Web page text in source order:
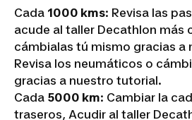
Cada 1000 kms: Revisa las
acude al taller Decathlon más
cámbialas tú mismo gracias a
Revisa los neumáticos o
gracias a nuestro tutorial.
Cada 5000 km: Cambiar la
traseros, Acudir al taller